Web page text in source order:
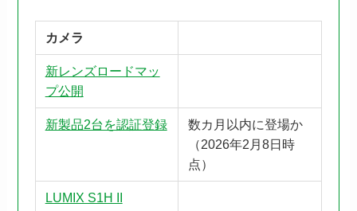
カメラ
新レンズロードマッ
プ公開
新製品2台を認証登録
数カ月以内に登場か
（2026年2月8日時
点）
LUMIX S1H II